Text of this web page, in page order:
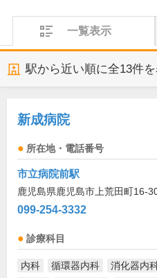
一覧表示
駅から近い順に全13件
新成病院
所在地・電話番号
市立病院前駅
鹿児島県鹿児島市上荒田町16-
099-254-3332
診療科目
内科 循環器内科 消化器内